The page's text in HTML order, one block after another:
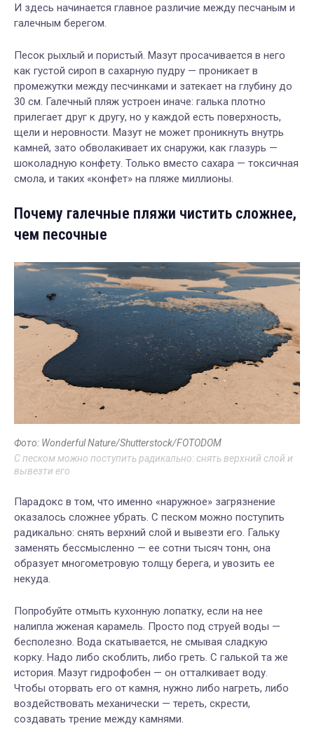
И здесь начинается главное различие между песчаным и
галечным берегом.
Песок рыхлый и пористый. Мазут просачивается в него
как густой сироп в сахарную пудру — проникает в
промежутки между песчинками и затекает на глубину до
30 см. Галечный пляж устроен иначе: галька плотно
прилегает друг к другу, но у каждой есть поверхность,
щели и неровности. Мазут не может проникнуть внутрь
камней, зато обволакивает их снаружи, как глазурь —
шоколадную конфету. Только вместо сахара — токсичная
смола, и таких «конфет» на пляже миллионы.
Почему галечные пляжи чистить сложнее,
чем песочные
Фото: Wonderful Nature/Shutterstock/FOTODOM
С песком можно поступить радикально: снять верхний слой и
вывезти его
Парадокс в том, что именно «наружное» загрязнение
оказалось сложнее убрать. С песком можно поступить
радикально: снять верхний слой и вывезти его. Гальку
заменять бессмысленно — ее сотни тысяч тонн, она
образует многометровую толщу берега, и увозить ее
некуда.
Попробуйте отмыть кухонную лопатку, если на нее
налипла жженая карамель. Просто под струей воды —
бесполезно. Вода скатывается, не смывая сладкую
корку. Надо либо скоблить, либо греть. С галькой та же
история. Мазут гидрофобен — он отталкивает воду.
Чтобы оторвать его от камня, нужно либо нагреть, либо
воздействовать механически — тереть, скрести,
создавать трение между камнями.